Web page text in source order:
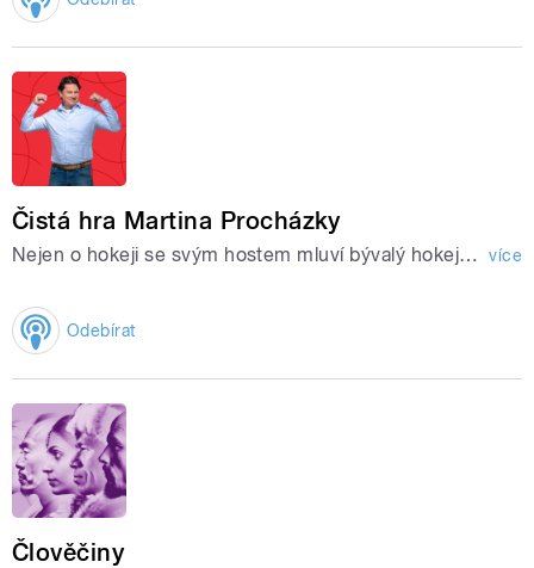
Čistá hra Martina Procházky
Nejen o hokeji se svým hostem mluví bývalý hokejista, olympijský vítěz z Nagana a čtyřnásobný mistr světa Martin Procházka. více
Odebírat
Člověčiny